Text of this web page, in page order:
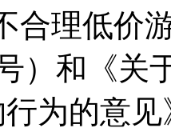
合理低价
号）和《
为的意